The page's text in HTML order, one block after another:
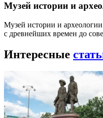
Музей истории и
Музей истории и
с древнейших времен до
Интересные